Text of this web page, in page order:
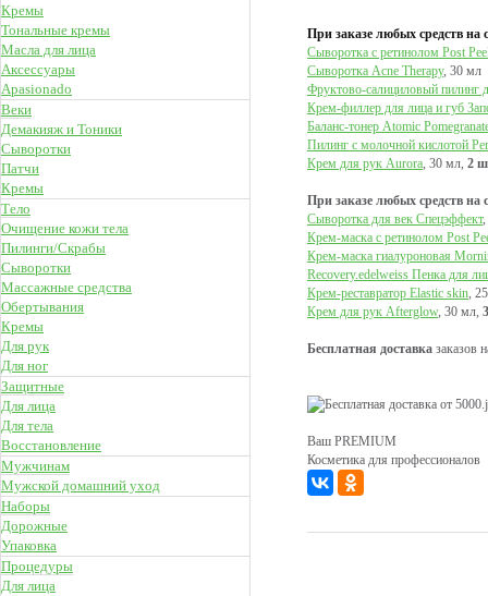
Кремы
Тональные кремы
Масла для лица
Аксессуары
Apasionado
Веки
Демакияж и Тоники
Сыворотки
Патчи
Кремы
Тело
Очищение кожи тела
Пилинги/Скрабы
Сыворотки
Массажные средства
Обертывания
Кремы
Для рук
Для ног
Защитные
Для лица
Для тела
Восстановление
Мужчинам
Мужской домашний уход
Наборы
Дорожные
Упаковка
Процедуры
Для лица
При заказе любых средств на
Сыворотка с ретинолом Post
Сыворотка Acne Therapy, 30 мл
Фруктово-салициловый пилинг
Крем-филлер для лица и губ
Баланс-тонер Atomic
Пилинг с молочной кислотой
Крем для рук Aurora, 30 мл, 2
При заказе любых средств на
Сыворотка для век Спецэффект
Крем-маска с ретинолом Post
Крем-маска гиалуроновая
Recovery.edelweiss Пенка для
Крем-реставратор Elastic skin,
Крем для рук Afterglow, 30 мл,
Бесплатная доставка заказов
Ваш PREMIUM
Косметика для профессионалов